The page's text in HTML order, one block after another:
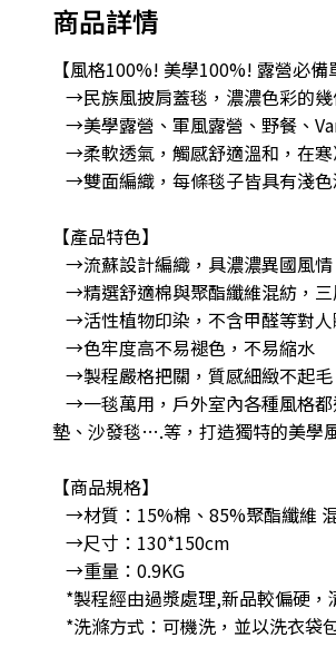
商品詳情
【風格100%! 美學100%! 露營必備
→民族風披肩蓋毯，濃濃色彩的
→美學露營、軍風露營、野餐、
→柔軟透氣，觸感舒適溫和，在
→雙面編織，每條毯子皆具有淺
【產品特色】
→流蘇設計編織，具濃濃異國風情
→精選舒適棉與聚酯纖維混紡，
→活性植物印染，不含甲醛等對
→色牢度高不易褪色，不易縮水
→製程嚴格把關，質感細緻不起毛
→一毯萬用，戶外室內各種風格
墊、沙發毯….等，打造獨特的美學
【商品規格】
→材質：15%棉、85%聚酯纖維
→尺寸：130*150cm
→重量：0.9KG
*製程經由過漿處理,新品較偏硬，
*洗滌方式：可機洗，並以洗衣袋